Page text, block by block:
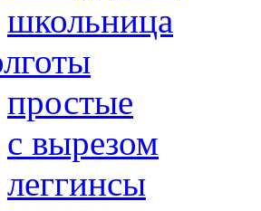
школьница
простые
с вырезом
леггинсы